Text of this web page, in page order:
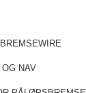
NAV